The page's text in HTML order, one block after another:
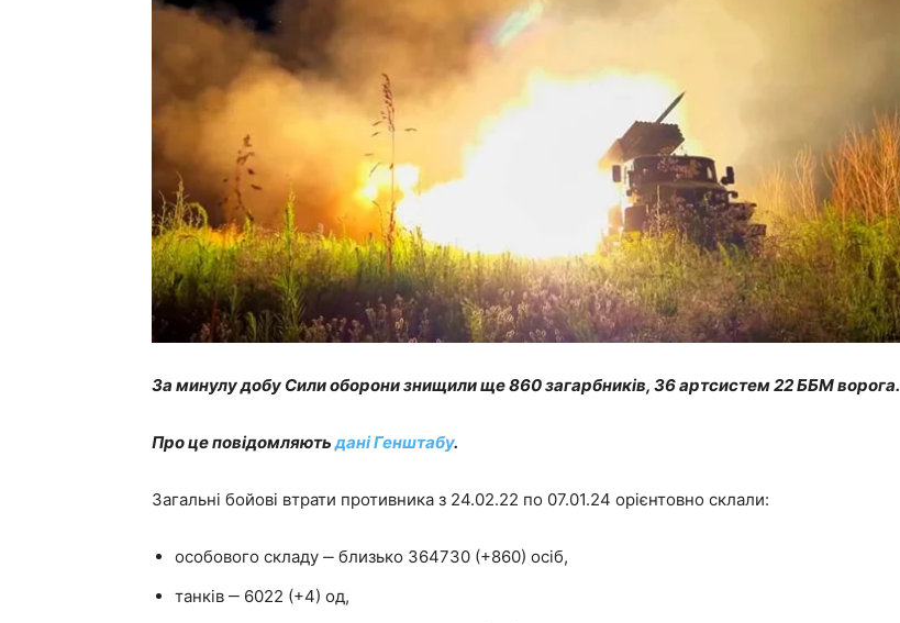
За минулу добу Сили оборони знищили ще 860 загарбників, 36 артсистем 22 ББМ ворога.
Про це повідомляютьдані Генштабу.
Загальні бойові втрати противника з 24.02.22 по 07.01.24 орієнтовно склали:
особового складу ‒ близько 364730 (+860) осіб,
танків ‒ 6022 (+4) од,